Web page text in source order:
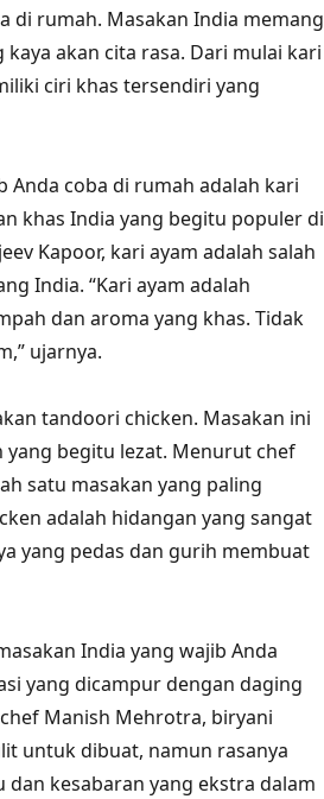
di rumah. Masakan India memang
akan cita rasa. Dari mulai kari
ciri khas tersendiri yang
Anda coba di rumah adalah kari
khas India yang begitu populer di
Kapoor, kari ayam adalah salah
India. “Kari ayam adalah
dan aroma yang khas. Tidak
ujarnya.
tandoori chicken. Masakan ini
begitu lezat. Menurut chef
satu masakan yang paling
adalah hidangan yang sangat
yang pedas dan gurih membuat
India yang wajib Anda
yang dicampur dengan daging
Manish Mehrotra, biryani
untuk dibuat, namun rasanya
kesabaran yang ekstra dalam